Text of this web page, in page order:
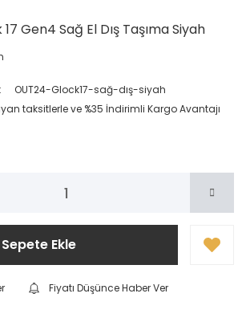
17 Gen4 Sağ El Dış Taşıma Siyah
OUT24-Glock17-sağ-dış-siyah
taksitlerle ve %35 İndirimli Kargo Avantajı
Sepete Ekle
Fiyatı Düşünce Haber Ver